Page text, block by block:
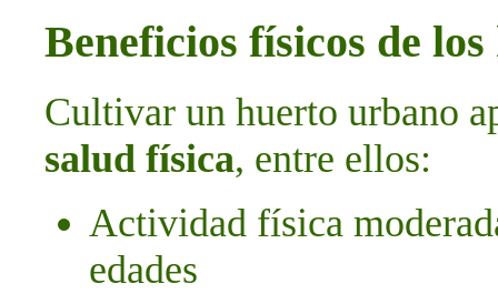
Beneficios físicos de
Cultivar un huerto urbano
salud física, entre ellos:
Actividad física
edades